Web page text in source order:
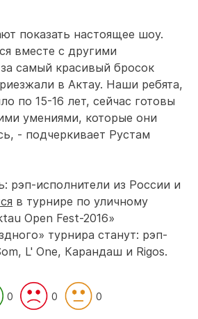
показать настоящее шоу.
вместе с другими
самый красивый бросок
в Актау. Наши ребята,
по 15-16 лет, сейчас готовы
умениями, которые они
- подчеркивает Рустам
рэп-исполнители из России и
в турнире по уличному
Open Fest-2016»
турнира станут: рэп-
L' One, Карандаш и Rigos.
0 0 0